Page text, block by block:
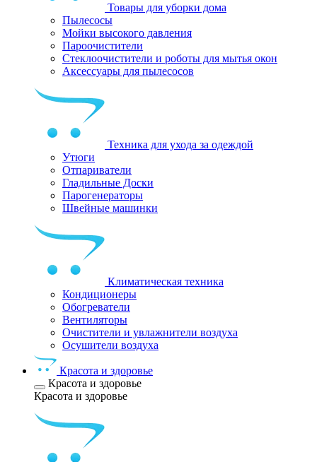
Товары для уборки дома
Пылесосы
Мойки высокого давления
Пароочистители
Стеклоочистители и роботы для мытья окон
Аксессуары для пылесосов
Техника для ухода за одеждой
Утюги
Отпариватели
Гладильные Доски
Парогенераторы
Швейные машинки
Климатическая техника
Кондиционеры
Обогреватели
Вентиляторы
Очистители и увлажнители воздуха
Осушители воздуха
Красота и здоровье
Красота и здоровье
Красота и здоровье